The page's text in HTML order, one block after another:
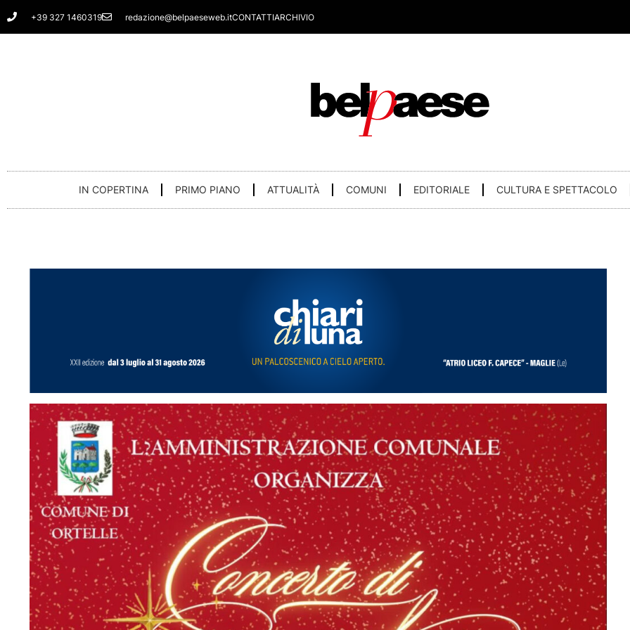
Vai
al
+39 327 1460319 redazione@belpaeseweb.itCONTATTIARCHIVIO
IN COPERTINA PRIMO PIANO ATTUALITÀ COMUNI EDITORIALE CULTURA E SPETTACOLO